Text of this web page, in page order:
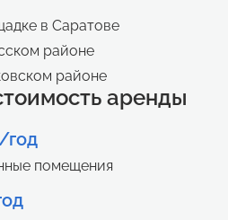
в Саратове
районе
районе
аренды
год
помещения